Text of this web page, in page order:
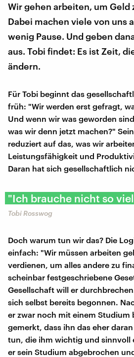
Wir gehen arbeiten, um Geld
Dabei machen viele von uns
wenig Pause. Und geben
aus. Tobi findet: Es ist Zeit,
ändern.
Für Tobi beginnt das
früh: "Wir werden erst gefragt,
Und wenn wir was geworden
was wir denn jetzt machen?"
reduziert auf das, was wir
Leistungsfähigkeit und
Daran hat sich gesellschaftlich
"Ich brauche nicht so
Tobi Rosswog
Doch warum tun wir das? Die
einfach: "Wir müssen arbeiten
verdienen, um alles andere zu
scheinbar festgeschriebene
Gesellschaft will er
sich selbst bereits begonnen.
er zwar noch mit einem Studium
gemerkt, dass ihn das eher
tun, die ihm wichtig und sinnvoll
er sein Studium abgebrochen